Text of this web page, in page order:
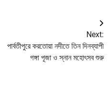
Next:
পার্বতীপুরে করতোয়া নদীতে তিন দিনব্যাপী
গঙ্গা পূজা ও স্নান মহোৎসব শুরু